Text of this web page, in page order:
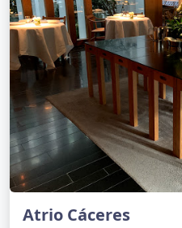
Atrio Cáceres